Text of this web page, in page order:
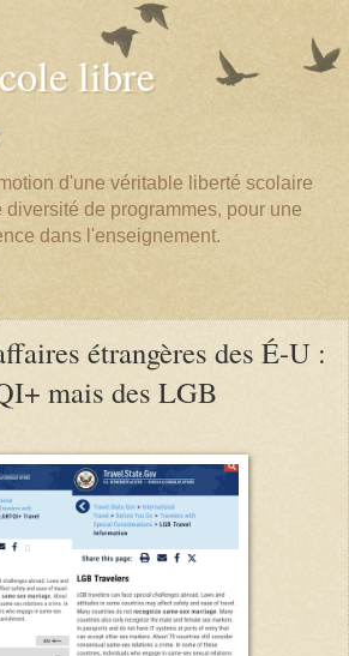
libre
d'une véritable liberté scolaire
de programmes, pour une
dans l'enseignement.
étrangères des É-U :
mais des LGB